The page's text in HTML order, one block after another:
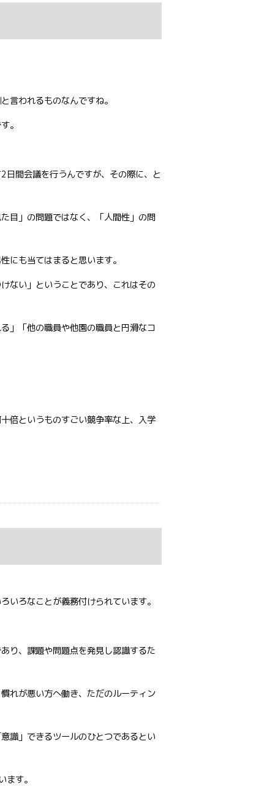
言われるものなんですね。
。
間会議を行うんですが、その際に、と
目」の問題ではなく、「人間性」の問
にも当てはまると思います。
ない」ということであり、これはその
」「他の職員や他園の職員と円滑なコ
倍というものすごい競争率な上、入学
いろなことが義務付けられています。
り、課題や問題点を発見し認識するた
れが悪い方へ働き、ただのルーティン
識」できるツールのひとつであるとい
す。